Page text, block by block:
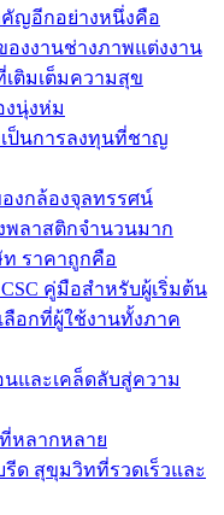
ญอีกอย่างหนึ่งคือ
องงานช่างภาพแต่งงาน
ติมเต็มความสุข
งนุ่งห่ม
ป็นการลงทุนที่ชาญ
งกล้องจุลทรรศน์
พลาสติกจำนวนมาก
ท ราคาถูกคือ
คู่มือสำหรับผู้เริ่มต้น
เลือกที่ผู้ใช้งานทั้งภาค
นและเคล็ดลับสู่ความ
หลากหลาย
ด สุขุมวิทที่รวดเร็วและ